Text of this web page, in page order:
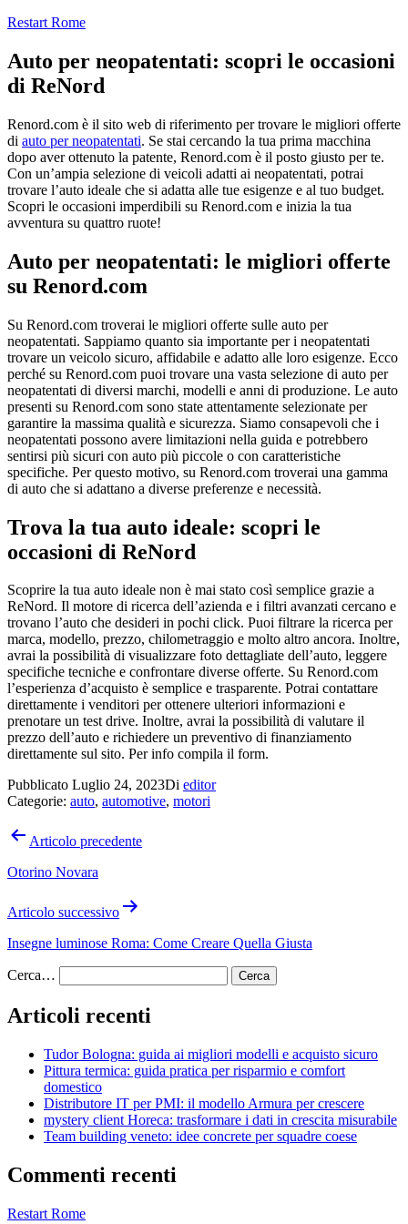
Salta
contenuto
Restart Rome
Auto per neopatentati: scopri le occasioni
di ReNord
Renord.com è il sito web di riferimento per trovare le migliori offerte
di auto per neopatentati. Se stai cercando la tua prima macchina
dopo aver ottenuto la patente, Renord.com è il posto giusto per te.
Con un’ampia selezione di veicoli adatti ai neopatentati, potrai
trovare l’auto ideale che si adatta alle tue esigenze e al tuo budget.
Scopri le occasioni imperdibili su Renord.com e inizia la tua
avventura su quattro ruote!
Auto per neopatentati: le migliori offerte
su Renord.com
Su Renord.com troverai le migliori offerte sulle auto per
neopatentati. Sappiamo quanto sia importante per i neopatentati
trovare un veicolo sicuro, affidabile e adatto alle loro esigenze. Ecco
perché su Renord.com puoi trovare una vasta selezione di auto per
neopatentati di diversi marchi, modelli e anni di produzione. Le auto
presenti su Renord.com sono state attentamente selezionate per
garantire la massima qualità e sicurezza. Siamo consapevoli che i
neopatentati possono avere limitazioni nella guida e potrebbero
sentirsi più sicuri con auto più piccole o con caratteristiche
specifiche. Per questo motivo, su Renord.com troverai una gamma
di auto che si adattano a diverse preferenze e necessità.
Trova la tua auto ideale: scopri le
occasioni di ReNord
Scoprire la tua auto ideale non è mai stato così semplice grazie a
ReNord. Il motore di ricerca dell’azienda e i filtri avanzati cercano e
trovano l’auto che desideri in pochi click. Puoi filtrare la ricerca per
marca, modello, prezzo, chilometraggio e molto altro ancora. Inoltre,
avrai la possibilità di visualizzare foto dettagliate dell’auto, leggere
specifiche tecniche e confrontare diverse offerte. Su Renord.com
l’esperienza d’acquisto è semplice e trasparente. Potrai contattare
direttamente i venditori per ottenere ulteriori informazioni e
prenotare un test drive. Inoltre, avrai la possibilità di valutare il
prezzo dell’auto e richiedere un preventivo di finanziamento
direttamente sul sito. Per info compila il form.
Pubblicato Luglio 24, 2023Di editor
Categorie: auto, automotive, motori
Navigazione
Articolo precedente
Otorino Novara
Articolo successivo
Insegne luminose Roma: Come Creare Quella Giusta
Cerca…
Articoli recenti
Tudor Bologna: guida ai migliori modelli e acquisto sicuro
Pittura termica: guida pratica per risparmio e comfort
domestico
Distributore IT per PMI: il modello Armura per crescere
mystery client Horeca: trasformare i dati in crescita misurabile
Team building veneto: idee concrete per squadre coese
Commenti recenti
Restart Rome